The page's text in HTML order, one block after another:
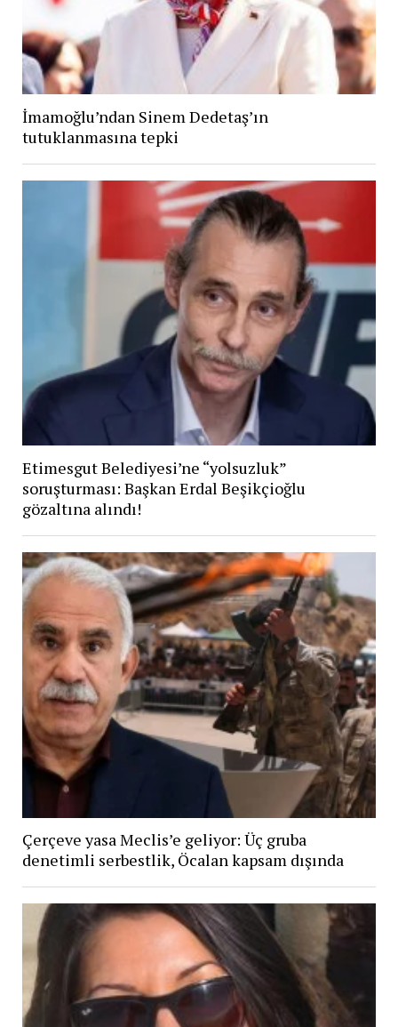
İmamoğlu’ndan Sinem Dedetaş’ın
tutuklanmasına tepki
Etimesgut Belediyesi’ne “yolsuzluk”
soruşturması: Başkan Erdal Beşikçioğlu
gözaltına alındı!
Çerçeve yasa Meclis’e geliyor: Üç gruba
denetimli serbestlik, Öcalan kapsam dışında